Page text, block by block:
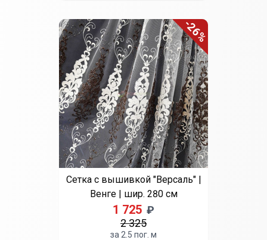
-26%
Сетка с вышивкой "Версаль" |
Венге | шир. 280 см
1 725 ₽
2 325
за 2.5 пог. м